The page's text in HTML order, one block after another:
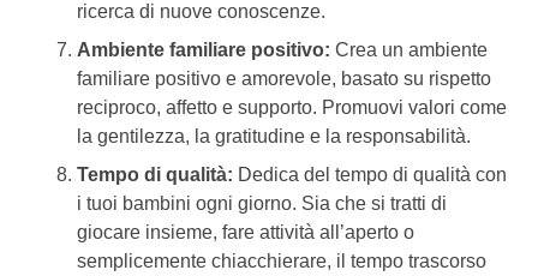
ricerca di nuove conoscenze.
Ambiente familiare positivo: Crea un ambiente
familiare positivo e amorevole, basato su rispetto
reciproco, affetto e supporto. Promuovi valori come
la gentilezza, la gratitudine e la responsabilità.
Tempo di qualità: Dedica del tempo di qualità con
i tuoi bambini ogni giorno. Sia che si tratti di
giocare insieme, fare attività all’aperto o
semplicemente chiacchierare, il tempo trascorso